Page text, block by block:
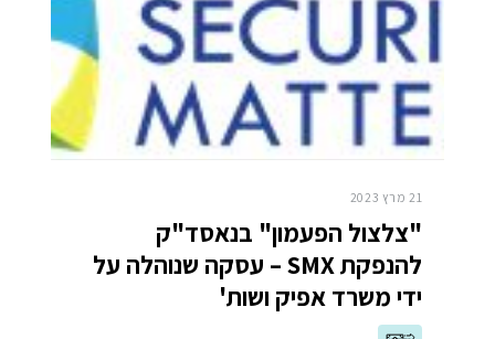
21 מרץ 2023
"צלצול הפעמון" בנאסד"ק
להנפקת SMX – עסקה שנוהלה על
ידי משרד אפיק ושות'